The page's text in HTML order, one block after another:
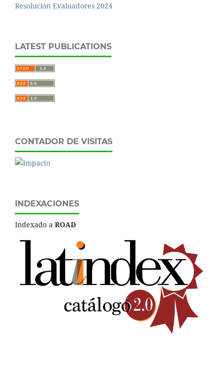
Resolución Evaluadores 2024
LATEST PUBLICATIONS
CONTADOR DE VISITAS
INDEXACIONES
Indexado a ROAD